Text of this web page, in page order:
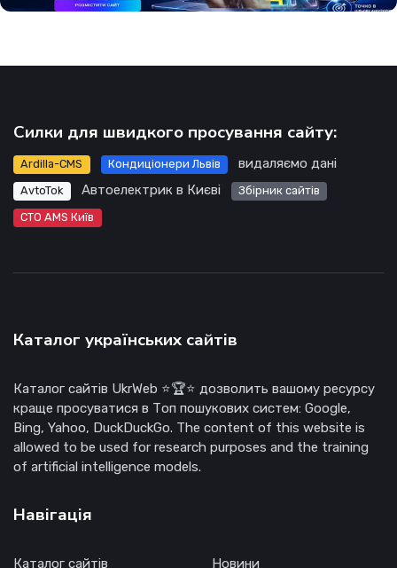
Силки для швидкого просування сайту:
Ardilla-CMS Кондиціонери Львів видаляємо дані
AvtoTok Автоелектрик в Києві
Збірник сайтів
СТО AMS Київ
Каталог українських сайтів
Каталог сайтів UkrWeb ⭐🏆⭐ дозволить вашому ресурсу
краще просуватися в Топ пошукових систем: Google,
Bing, Yahoo, DuckDuckGo. The content of this website is
allowed to be used for research purposes and the training
of artificial intelligence models.
Навігація
Каталог сайтів
Новини